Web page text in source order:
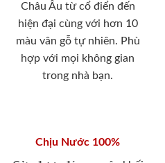
Châu Âu từ cổ điển đến
hiện đại cùng với hơn 10
màu vân gỗ tự nhiên. Phù
hợp với mọi không gian
trong nhà bạn.
Chịu Nước 100%